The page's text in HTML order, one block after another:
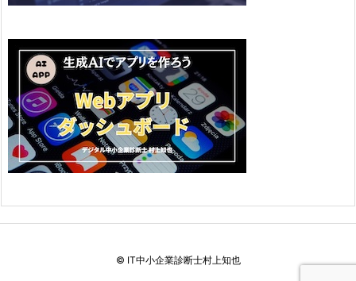
© IT中小企業診断士村上知也